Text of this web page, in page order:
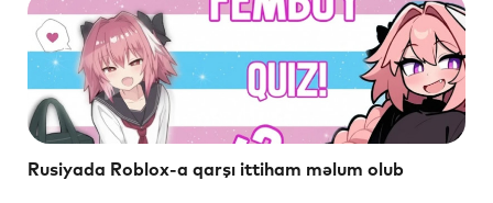
Rusiyada Roblox-a qarşı ittiham məlum olub